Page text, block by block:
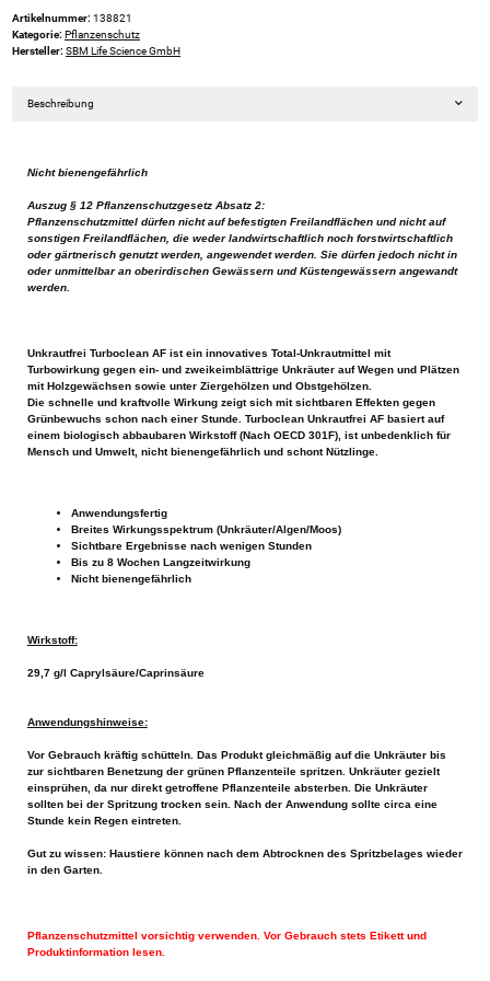
Artikelnummer: 138821
Kategorie: Pflanzenschutz
Hersteller: SBM Life Science GmbH
Beschreibung
Nicht bienengefährlich
Auszug § 12 Pflanzenschutzgesetz Absatz 2:
Pflanzenschutzmittel dürfen nicht auf befestigten Freilandflächen und nicht auf
sonstigen Freilandflächen, die weder landwirtschaftlich noch forstwirtschaftlich
oder gärtnerisch genutzt werden, angewendet werden. Sie dürfen jedoch nicht in
oder unmittelbar an oberirdischen Gewässern und Küstengewässern angewandt
werden.
Unkrautfrei Turboclean AF ist ein innovatives Total-Unkrautmittel mit
Turbowirkung gegen ein- und zweikeimblättrige Unkräuter auf Wegen und Plätzen
mit Holzgewächsen sowie unter Ziergehölzen und Obstgehölzen.
Die schnelle und kraftvolle Wirkung zeigt sich mit sichtbaren Effekten gegen
Grünbewuchs schon nach einer Stunde. Turboclean Unkrautfrei AF basiert auf
einem biologisch abbaubaren Wirkstoff (Nach OECD 301F), ist unbedenklich für
Mensch und Umwelt, nicht bienengefährlich und schont Nützlinge.
Anwendungsfertig
Breites Wirkungsspektrum (Unkräuter/Algen/Moos)
Sichtbare Ergebnisse nach wenigen Stunden
Bis zu 8 Wochen Langzeitwirkung
Nicht bienengefährlich
Wirkstoff:
29,7 g/l Caprylsäure/Caprinsäure
Anwendungshinweise:
Vor Gebrauch kräftig schütteln. Das Produkt gleichmäßig auf die Unkräuter bis
zur sichtbaren Benetzung der grünen Pflanzenteile spritzen. Unkräuter gezielt
einsprühen, da nur direkt getroffene Pflanzenteile absterben. Die Unkräuter
sollten bei der Spritzung trocken sein. Nach der Anwendung sollte circa eine
Stunde kein Regen eintreten.
Gut zu wissen: Haustiere können nach dem Abtrocknen des Spritzbelages wieder
in den Garten.
Pflanzenschutzmittel vorsichtig verwenden. Vor Gebrauch stets Etikett und
Produktinformation lesen.